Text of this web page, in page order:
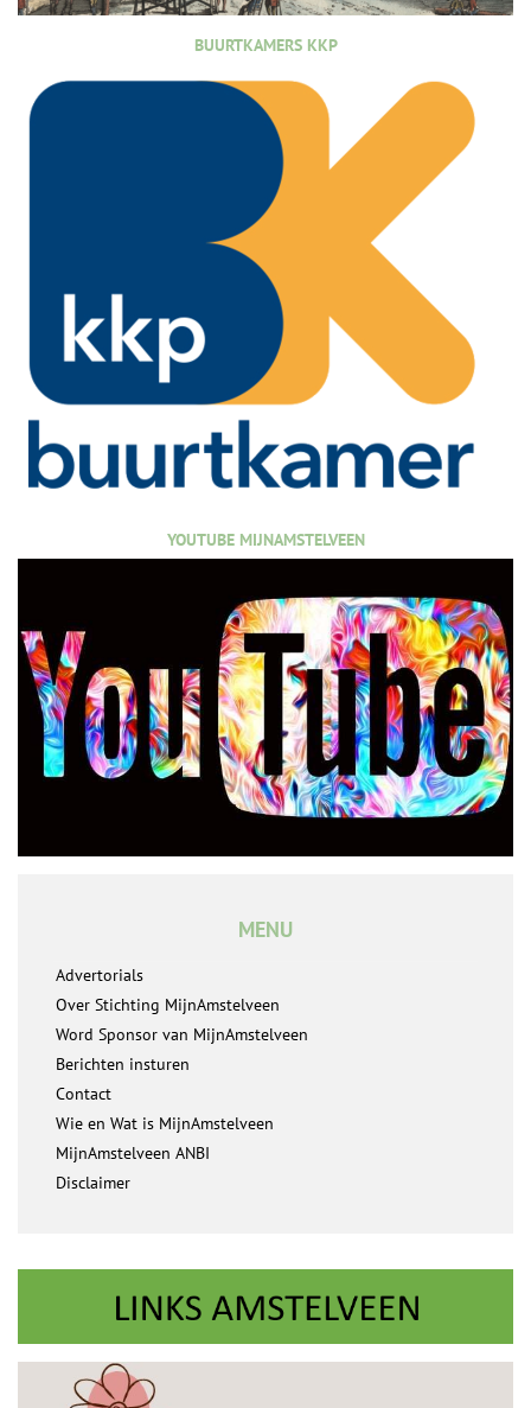
BUURTKAMERS KKP
YOUTUBE MIJNAMSTELVEEN
MENU
Advertorials
Over Stichting MijnAmstelveen
Word Sponsor van MijnAmstelveen
Berichten insturen
Contact
Wie en Wat is MijnAmstelveen
MijnAmstelveen ANBI
Disclaimer